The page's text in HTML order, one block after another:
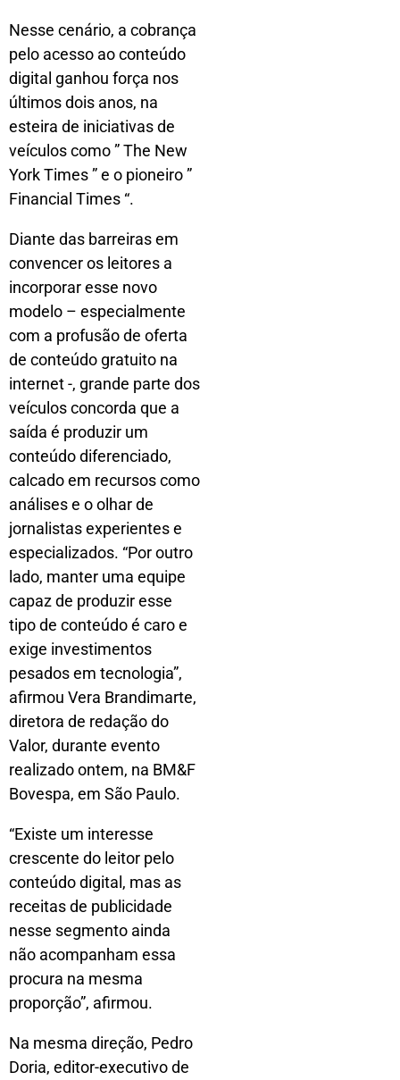
Nesse cenário, a cobrança
pelo acesso ao conteúdo
digital ganhou força nos
últimos dois anos, na
esteira de iniciativas de
veículos como ” The New
York Times ” e o pioneiro ”
Financial Times “.
Diante das barreiras em
convencer os leitores a
incorporar esse novo
modelo – especialmente
com a profusão de oferta
de conteúdo gratuito na
internet -, grande parte dos
veículos concorda que a
saída é produzir um
conteúdo diferenciado,
calcado em recursos como
análises e o olhar de
jornalistas experientes e
especializados. “Por outro
lado, manter uma equipe
capaz de produzir esse
tipo de conteúdo é caro e
exige investimentos
pesados em tecnologia”,
afirmou Vera Brandimarte,
diretora de redação do
Valor, durante evento
realizado ontem, na BM&F
Bovespa, em São Paulo.
“Existe um interesse
crescente do leitor pelo
conteúdo digital, mas as
receitas de publicidade
nesse segmento ainda
não acompanham essa
procura na mesma
proporção”, afirmou.
Na mesma direção, Pedro
Doria, editor-executivo de